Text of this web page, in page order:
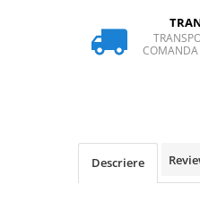
BETE TREKKING
SACI DE DORMIT
Rucsaci impermeabili
COMANDA
Descriere